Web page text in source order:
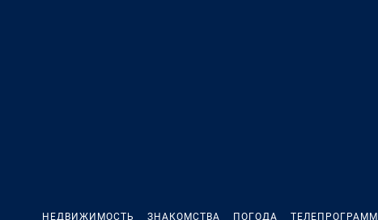
НЕДВИЖИМОСТЬ ЗНАКОМСТВА ПОГОДА